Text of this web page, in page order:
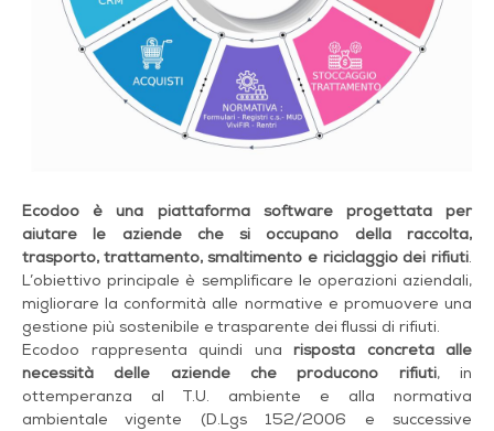
Ecodoo è una piattaforma software progettata per
aiutare le aziende che si occupano della raccolta,
trasporto, trattamento, smaltimento e riciclaggio dei rifiuti.
L’obiettivo principale è semplificare le operazioni aziendali,
migliorare la conformità alle normative e promuovere una
gestione più sostenibile e trasparente dei flussi di rifiuti.
Ecodoo rappresenta quindi una risposta concreta alle
necessità delle aziende che producono rifiuti, in
ottemperanza al T.U. ambiente e alla normativa
ambientale vigente (D.Lgs 152/2006 e successive